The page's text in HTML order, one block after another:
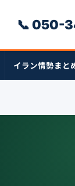
📞 050-
イラン情勢まと